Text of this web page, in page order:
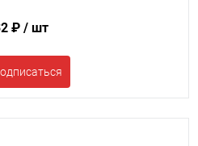
₽ / шт